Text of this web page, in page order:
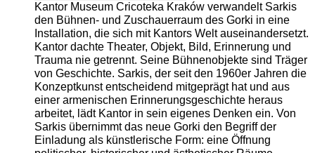
Kantor Museum Cricoteka Kraków verwandelt Sarkis
den Bühnen- und Zuschauerraum des Gorki in eine
Installation, die sich mit Kantors Welt auseinandersetzt.
Kantor dachte Theater, Objekt, Bild, Erinnerung und
Trauma nie getrennt. Seine Bühnenobjekte sind Träger
von Geschichte. Sarkis, der seit den 1960er Jahren die
Konzeptkunst entscheidend mitgeprägt hat und aus
einer armenischen ­Erinnerungsgeschichte heraus
arbeitet, lädt Kantor in sein eigenes Denken ein. Von
Sarkis übernimmt das neue Gorki den Begriff der
Einladung als künstlerische Form: eine Öffnung